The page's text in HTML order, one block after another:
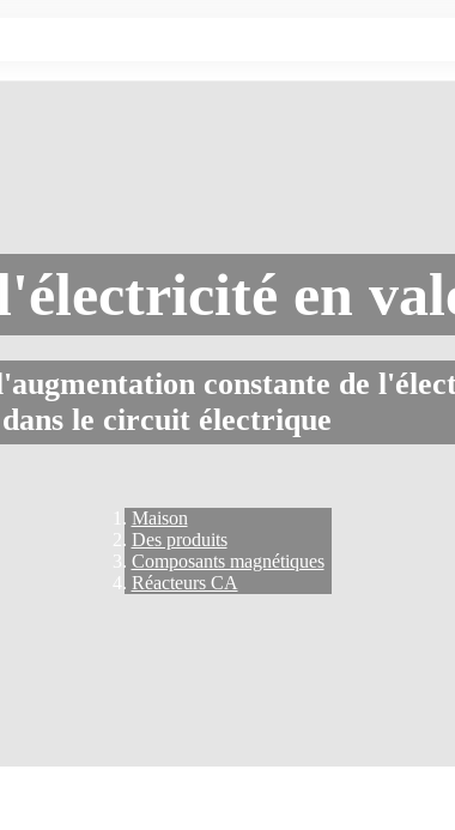
en
constante de
le circuit électrique
Maison
Des produits
Composants magnétiques
Réacteurs CA